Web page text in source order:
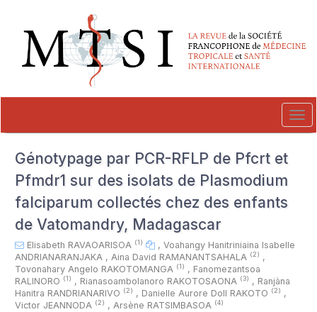
##plugins.themes.novelty.accessible_menu.main_navigation##
##plugins.themes.novelty.accessible_menu.main_content##
##plugins.themes.novelty.accessible_menu.sidebar##
Génotypage par PCR-RFLP de Pfcrt et
Pfmdr1 sur des isolats de Plasmodium
falciparum collectés chez des enfants
de Vatomandry, Madagascar
Elisabeth RAVAOARISOA (1) , Voahangy Hanitriniaina Isabelle
ANDRIANARANJAKA , Aina David RAMANANTSAHALA (2) ,
Tovonahary Angelo RAKOTOMANGA (1) , Fanomezantsoa
RALINORO (1) , Rianasoambolanoro RAKOTOSAONA (3) , Ranjàna
Hanitra RANDRIANARIVO (2) , Danielle Aurore Doll RAKOTO (2) ,
Victor JEANNODA (2) , Arsène RATSIMBASOA (4)